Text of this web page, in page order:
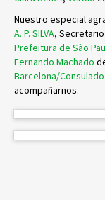
Nuestro especial
A. P. SILVA,
Prefeitura de São
Fernando Machado
Barcelona/
acompañarnos.